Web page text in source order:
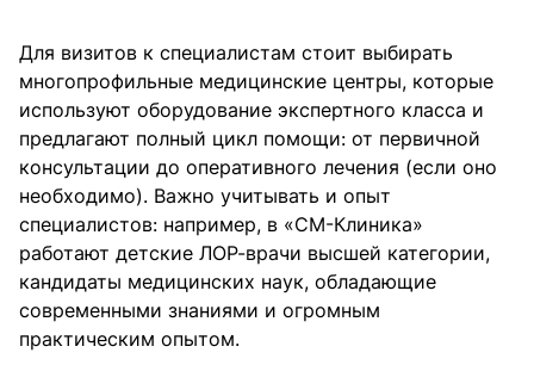
Для визитов к специалистам стоит выбирать
многопрофильные медицинские центры, которые
используют оборудование экспертного класса и
предлагают полный цикл помощи: от первичной
консультации до оперативного лечения (если оно
необходимо). Важно учитывать и опыт
специалистов: например, в «СМ-Клиника»
работают детские ЛОР-врачи высшей категории,
кандидаты медицинских наук, обладающие
современными знаниями и огромным
практическим опытом.